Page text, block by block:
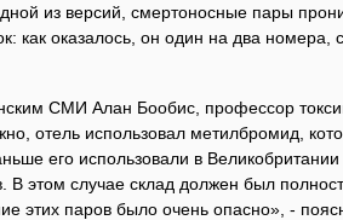
из версий, смертоносные пары
как оказалось, он один на два
СМИ Алан Бообис, профессор
отель использовал метилбромид,
его использовали в
В этом случае склад должен был
этих паров было очень опасно», -